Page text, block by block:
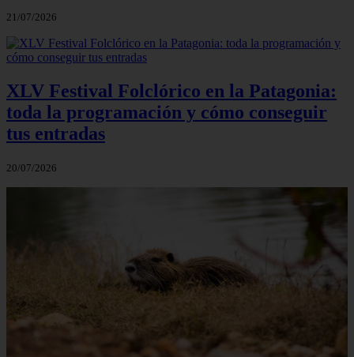
21/07/2026
XLV Festival Folclórico en la Patagonia:
toda la programación y cómo conseguir
tus entradas
20/07/2026